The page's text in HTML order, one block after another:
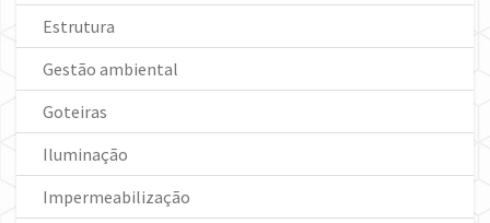
Estrutura
Gestão ambiental
Goteiras
Iluminação
Impermeabilização